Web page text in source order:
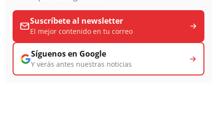
Suscríbete al newsletter
El mejor contenido en tu correo
Síguenos en Google
Y verás antes nuestras noticias